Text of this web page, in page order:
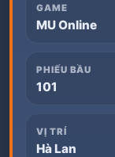
GAME
MU Online
PHIẾU BẦU
101
VỊ TRÍ
Hà Lan